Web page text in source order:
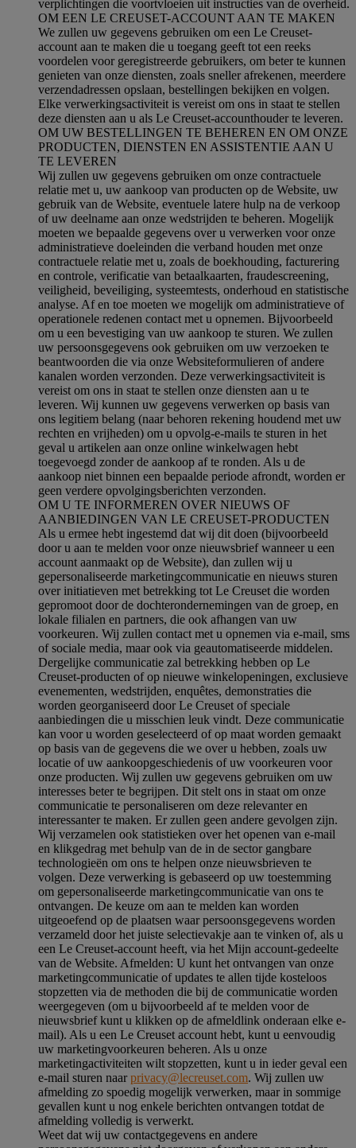
verplichtingen die voortvloeien uit instructies van de overheid.
OM EEN LE CREUSET-ACCOUNT AAN TE MAKEN
We zullen uw gegevens gebruiken om een Le Creuset-
account aan te maken die u toegang geeft tot een reeks
voordelen voor geregistreerde gebruikers, om beter te kunnen
genieten van onze diensten, zoals sneller afrekenen, meerdere
verzendadressen opslaan, bestellingen bekijken en volgen.
Elke verwerkingsactiviteit is vereist om ons in staat te stellen
deze diensten aan u als Le Creuset-accounthouder te leveren.
OM UW BESTELLINGEN TE BEHEREN EN OM ONZE
PRODUCTEN, DIENSTEN EN ASSISTENTIE AAN U
TE LEVEREN
Wij zullen uw gegevens gebruiken om onze contractuele
relatie met u, uw aankoop van producten op de Website, uw
gebruik van de Website, eventuele latere hulp na de verkoop
of uw deelname aan onze wedstrijden te beheren. Mogelijk
moeten we bepaalde gegevens over u verwerken voor onze
administratieve doeleinden die verband houden met onze
contractuele relatie met u, zoals de boekhouding, facturering
en controle, verificatie van betaalkaarten, fraudescreening,
veiligheid, beveiliging, systeemtests, onderhoud en statistische
analyse. Af en toe moeten we mogelijk om administratieve of
operationele redenen contact met u opnemen. Bijvoorbeeld
om u een bevestiging van uw aankoop te sturen. We zullen
uw persoonsgegevens ook gebruiken om uw verzoeken te
beantwoorden die via onze Websiteformulieren of andere
kanalen worden verzonden. Deze verwerkingsactiviteit is
vereist om ons in staat te stellen onze diensten aan u te
leveren. Wij kunnen uw gegevens verwerken op basis van
ons legitiem belang (naar behoren rekening houdend met uw
rechten en vrijheden) om u opvolg-e-mails te sturen in het
geval u artikelen aan onze online winkelwagen hebt
toegevoegd zonder de aankoop af te ronden. Als u de
aankoop niet binnen een bepaalde periode afrondt, worden er
geen verdere opvolgingsberichten verzonden.
OM U TE INFORMEREN OVER NIEUWS OF
AANBIEDINGEN VAN LE CREUSET-PRODUCTEN
Als u ermee hebt ingestemd dat wij dit doen (bijvoorbeeld
door u aan te melden voor onze nieuwsbrief wanneer u een
account aanmaakt op de Website), dan zullen wij u
gepersonaliseerde marketingcommunicatie en nieuws sturen
over initiatieven met betrekking tot Le Creuset die worden
gepromoot door de dochterondernemingen van de groep, en
lokale filialen en partners, die ook afhangen van uw
voorkeuren. Wij zullen contact met u opnemen via e-mail, sms
of sociale media, maar ook via geautomatiseerde middelen.
Dergelijke communicatie zal betrekking hebben op Le
Creuset-producten of op nieuwe winkelopeningen, exclusieve
evenementen, wedstrijden, enquêtes, demonstraties die
worden georganiseerd door Le Creuset of speciale
aanbiedingen die u misschien leuk vindt. Deze communicatie
kan voor u worden geselecteerd of op maat worden gemaakt
op basis van de gegevens die we over u hebben, zoals uw
locatie of uw aankoopgeschiedenis of uw voorkeuren voor
onze producten. Wij zullen uw gegevens gebruiken om uw
interesses beter te begrijpen. Dit stelt ons in staat om onze
communicatie te personaliseren om deze relevanter en
interessanter te maken. Er zullen geen andere gevolgen zijn.
Wij verzamelen ook statistieken over het openen van e-mail
en klikgedrag met behulp van de in de sector gangbare
technologieën om ons te helpen onze nieuwsbrieven te
volgen. Deze verwerking is gebaseerd op uw toestemming
om gepersonaliseerde marketingcommunicatie van ons te
ontvangen. De keuze om aan te melden kan worden
uitgeoefend op de plaatsen waar persoonsgegevens worden
verzameld door het juiste selectievakje aan te vinken of, als u
een Le Creuset-account heeft, via het Mijn account-gedeelte
van de Website. Afmelden: U kunt het ontvangen van onze
marketingcommunicatie of updates te allen tijde kosteloos
stopzetten via de methoden die bij de communicatie worden
weergegeven (om u bijvoorbeeld af te melden voor de
nieuwsbrief kunt u klikken op de afmeldlink onderaan elke e-
mail). Als u een Le Creuset account hebt, kunt u eenvoudig
uw marketingvoorkeuren beheren. Als u onze
marketingactiviteiten wilt stopzetten, kunt u in ieder geval een
e-mail sturen naarprivacy@lecreuset.com. Wij zullen uw
afmelding zo spoedig mogelijk verwerken, maar in sommige
gevallen kunt u nog enkele berichten ontvangen totdat de
afmelding volledig is verwerkt.
Weet dat wij uw contactgegevens en andere